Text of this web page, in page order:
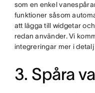
som en enkel
funktioner såsom
att lägga till widgetar
redan använder. Vi
integreringar mer i
3. Spåra